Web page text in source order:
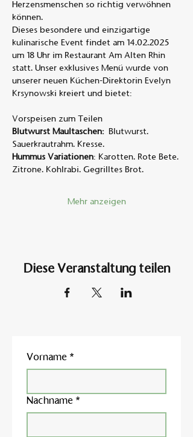
Herzensmenschen so richtig verwöhnen
können.
Dieses besondere und einzigartige
kulinarische Event findet am 14.02.2025
um 18 Uhr im Restaurant Am Alten Rhin
statt. Unser exklusives Menü wurde von
unserer neuen Küchen-Direktorin Evelyn
Krsynowski kreiert und bietet:
Vorspeisen zum Teilen
Blutwurst Maultaschen: Blutwurst.
Sauerkrautrahm. Kresse.
Hummus Variationen: Karotten. Rote Bete.
Zitrone. Kohlrabi. Gegrilltes Brot.
Mehr anzeigen
Diese Veranstaltung teilen
Vorname *
Nachname *